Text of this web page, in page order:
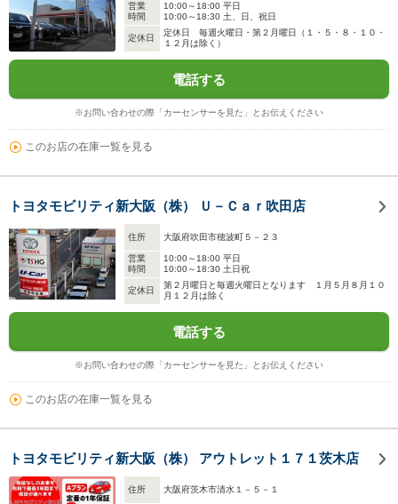
営業
時間
10:00～18:00 平日
10:00～18:30 土、日、祝日
定休日
定休日 毎週火曜日・第２月曜日（１・５・８・１０・
１２月は除く）
電話する
※お問い合わせの際「カーセンサーを見た」とお伝えください
このお店の在庫一覧を見る
トヨタモビリティ新大阪（株） Ｕ－Ｃａｒ吹田店
住所 大阪府吹田市穂波町５－２３
営業
時間
10:00～18:00 平日
10:00～18:30 土日祝
定休日
第２月曜日と毎週火曜日となります １月５月８月１０
月１２月は除く
電話する
※お問い合わせの際「カーセンサーを見た」とお伝えください
このお店の在庫一覧を見る
トヨタモビリティ新大阪（株） アウトレット１７１茨木店
住所 大阪府茨木市清水１－５－１